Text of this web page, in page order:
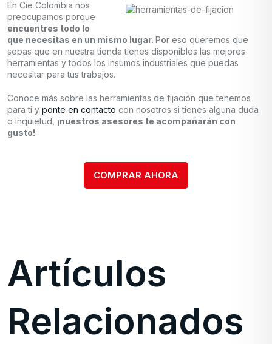
En Cie Colombia nos
preocupamos porque
encuentres todo lo
que necesitas en un mismo lugar. Por eso queremos que
sepas que en nuestra tienda tienes disponibles las mejores
herramientas y todos los insumos industriales que puedas
necesitar para tus trabajos.
Conoce más sobre las herramientas de fijación que tenemos
para ti y ponte en contacto con nosotros si tienes alguna duda
o inquietud, ¡nuestros asesores te acompañarán con
gusto!
COMPRAR AHORA
Artículos
Relacionados